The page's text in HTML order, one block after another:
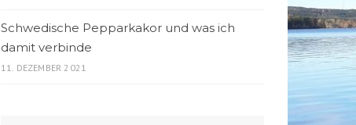
Schwedische Pepparkakor und was ich
damit verbinde
11. DEZEMBER 2021